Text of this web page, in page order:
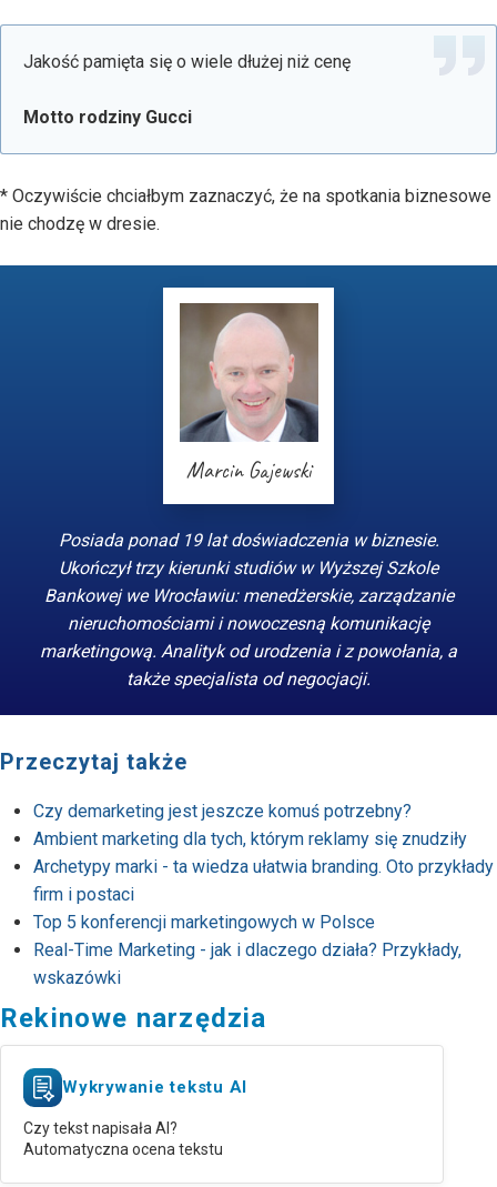
Jakość pamięta się o wiele dłużej niż cenę
Motto rodziny Gucci
* Oczywiście chciałbym zaznaczyć, że na spotkania biznesowe
nie chodzę w dresie.
Marcin Gajewski
Posiada ponad 19 lat doświadczenia w biznesie.
Ukończył trzy kierunki studiów w Wyższej Szkole
Bankowej we Wrocławiu: menedżerskie, zarządzanie
nieruchomościami i nowoczesną komunikację
marketingową. Analityk od urodzenia i z powołania, a
także specjalista od negocjacji.
Przeczytaj także
Czy demarketing jest jeszcze komuś potrzebny?
Ambient marketing dla tych, którym reklamy się znudziły
Archetypy marki - ta wiedza ułatwia branding. Oto przykłady
firm i postaci
Top 5 konferencji marketingowych w Polsce
Real-Time Marketing - jak i dlaczego działa? Przykłady,
wskazówki
Rekinowe narzędzia
Wykrywanie tekstu AI
Czy tekst napisała AI?
Automatyczna ocena tekstu